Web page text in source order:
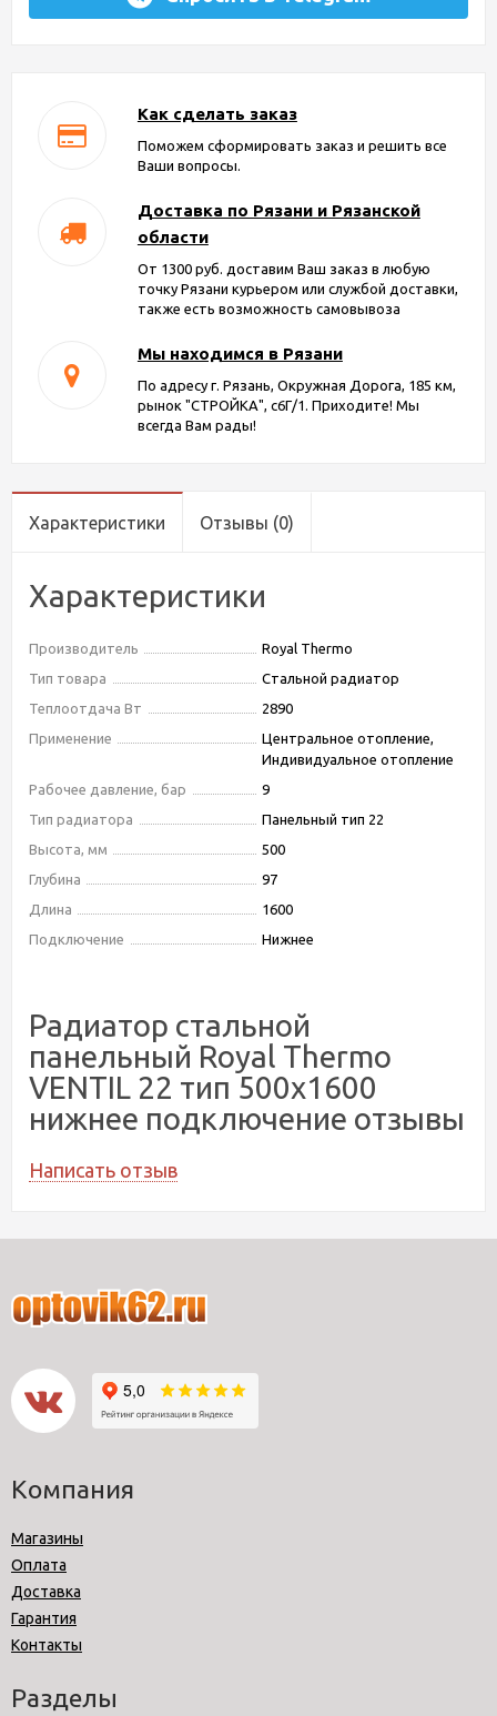
Как сделать заказ
Поможем сформировать заказ и решить все
Ваши вопросы.
Доставка по Рязани и Рязанской
области
От 1300 руб. доставим Ваш заказ в любую
точку Рязани курьером или службой доставки,
также есть возможность самовывоза
Мы находимся в Рязани
По адресу г. Рязань, Окружная Дорога, 185 км,
рынок "СТРОЙКА", с6Г/1. Приходите! Мы
всегда Вам рады!
Характеристики Отзывы (0)
Характеристики
Производитель
Royal Thermo
Тип товара
Стальной радиатор
Теплоотдача Вт
2890
Применение
Центральное отопление,
Индивидуальное отопление
Рабочее давление, бар
9
Тип радиатора
Панельный тип 22
Высота, мм
500
Глубина
97
Длина
1600
Подключение
Нижнее
Радиатор стальной
панельный Royal Thermo
VENTIL 22 тип 500x1600
нижнее подключение отзывы
Написать отзыв
Компания
Магазины
Оплата
Доставка
Гарантия
Контакты
Разделы